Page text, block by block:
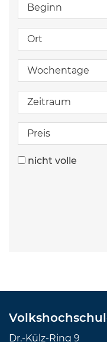
Beginn
Ort
Wochentage
Zeitraum
Preis
nicht volle
Dr.-Külz-Ring 9